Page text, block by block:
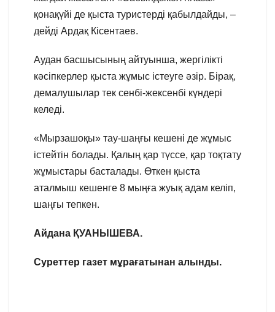
қонақүйі де қыста туристерді қабылдайды, –
дейді Ардақ Кісентаев.
Аудан басшысының айтуынша, жергілікті
кәсіпкерлер қыста жұмыс істеуге әзір. Бірақ,
демалушылар тек сенбі-жексенбі күндері
келеді.
«Мырзашоқы» тау-шаңғы кешені де жұмыс
істейтін болады. Қалың қар түссе, қар тоқтату
жұмыстары басталады. Өткен қыста
аталмыш кешенге 8 мыңға жуық адам келіп,
шаңғы тепкен.
Айдана ҚУАНЫШЕВА.
Суреттер газет мұрағатынан алынды.